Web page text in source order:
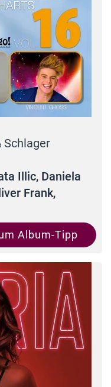
Schlager
Illic, Daniela
Frank,
Album-Tipp